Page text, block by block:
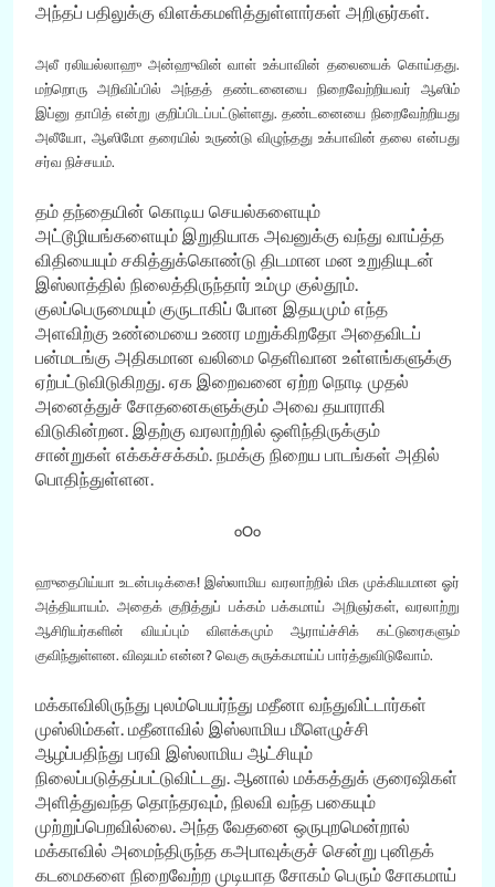
அந்தப் பதிலுக்கு விளக்கமளித்துள்ளார்கள் அறிஞர்கள்.
அலீ ரலியல்லாஹு அன்ஹுவின் வாள் உக்பாவின் தலையைக் கொய்தது.
மற்றொரு அறிவிப்பில் அந்தத் தண்டனையை நிறைவேற்றியவர் ஆஸிம்
இப்னு தாபித் என்று குறிப்பிடப்பட்டுள்ளது. தண்டனையை நிறைவேற்றியது
அலீயோ, ஆஸிமோ தரையில் உருண்டு விழுந்தது உக்பாவின் தலை என்பது
சர்வ நிச்சயம்.
தம் தந்தையின் கொடிய செயல்களையும்
அட்டூழியங்களையும் இறுதியாக அவனுக்கு வந்து வாய்த்த
விதியையும் சகித்துக்கொண்டு திடமான மன உறுதியுடன்
இஸ்லாத்தில் நிலைத்திருந்தார் உம்மு குல்தூம்.
குலப்பெருமையும் குருடாகிப் போன இதயமும் எந்த
அளவிற்கு உண்மையை உணர மறுக்கிறதோ அதைவிடப்
பன்மடங்கு அதிகமான வலிமை தெளிவான உள்ளங்களுக்கு
ஏற்பட்டுவிடுகிறது. ஏக இறைவனை ஏற்ற நொடி முதல்
அனைத்துச் சோதனைகளுக்கும் அவை தயாராகி
விடுகின்றன. இதற்கு வரலாற்றில் ஒளிந்திருக்கும்
சான்றுகள் எக்கச்சக்கம். நமக்கு நிறைய பாடங்கள் அதில்
பொதிந்துள்ளன.
oOo
ஹுதைபிய்யா உடன்படிக்கை! இஸ்லாமிய வரலாற்றில் மிக முக்கியமான ஓர்
அத்தியாயம். அதைக் குறித்துப் பக்கம் பக்கமாய் அறிஞர்கள், வரலாற்று
ஆசிரியர்களின் வியப்பும் விளக்கமும் ஆராய்ச்சிக் கட்டுரைகளும்
குவிந்துள்ளன. விஷயம் என்ன? வெகு சுருக்கமாய்ப் பார்த்துவிடுவோம்.
மக்காவிலிருந்து புலம்பெயர்ந்து மதீனா வந்துவிட்டார்கள்
முஸ்லிம்கள். மதீனாவில் இஸ்லாமிய மீளெழுச்சி
ஆழப்பதிந்து பரவி இஸ்லாமிய ஆட்சியும்
நிலைப்படுத்தப்பட்டுவிட்டது. ஆனால் மக்கத்துக் குரைஷிகள்
அளித்துவந்த தொந்தரவும், நிலவி வந்த பகையும்
முற்றுப்பெறவில்லை. அந்த வேதனை ஒருபுறமென்றால்
மக்காவில் அமைந்திருந்த கஅபாவுக்குச் சென்று புனிதக்
கடமைகளை நிறைவேற்ற முடியாத சோகம் பெரும் சோகமாய்